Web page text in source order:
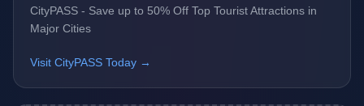
CityPASS - Save up to 50% Off Top Tourist Attractions in
Major Cities
Visit CityPASS Today →